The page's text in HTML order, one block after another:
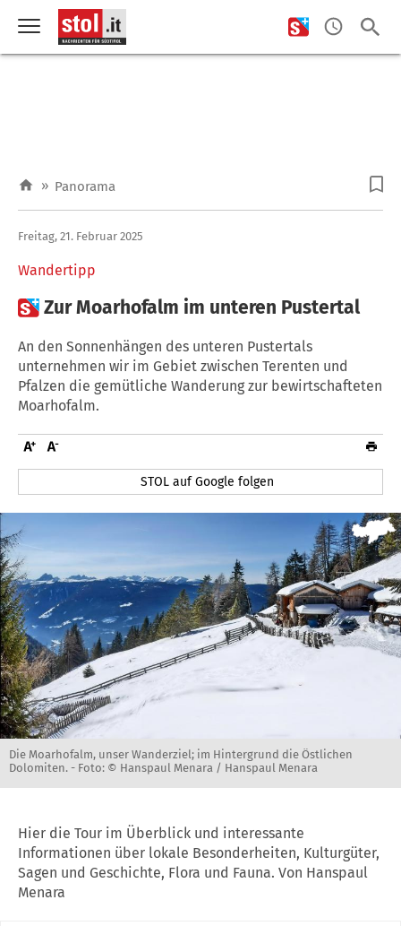
» Panorama
Wandertipp
Freitag, 21. Februar 2025
Zur Moarhofalm im unteren Pustertal
An den Sonnenhängen des unteren Pustertals
unternehmen wir im Gebiet zwischen Terenten und
Pfalzen die gemütliche Wanderung zur bewirtschafteten
Moarhofalm.
STOL auf Google folgen
Die Moarhofalm, unser Wanderziel; im Hintergrund die Östlichen
Dolomiten. - Foto: © Hanspaul Menara / Hanspaul Menara
Hier die Tour im Überblick und interessante
Informationen über lokale Besonderheiten, Kulturgüter,
Sagen und Geschichte, Flora und Fauna. Von Hanspaul
Menara